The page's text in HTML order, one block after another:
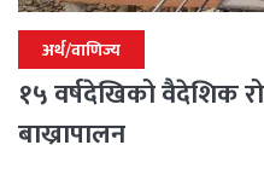
अर्थ/वाणिज्य
१५ वर्षदेखिको वैदेशिक
बाख्रापालन